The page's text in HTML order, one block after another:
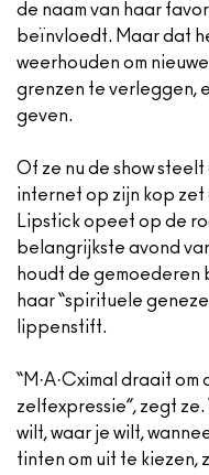
de naam van haar
beïnvloedt. Maar dat
weerhouden om
grenzen te verleggen,
geven.
Of ze nu de show
internet op zijn kop zet
Lipstick opeet op de
belangrijkste avond
houdt de gemoederen
haar “spirituele
lippenstift.
“M·A·Cximal draait om
zelfexpressie”, zegt ze.
wilt, waar je wilt,
tinten om uit te kiezen,